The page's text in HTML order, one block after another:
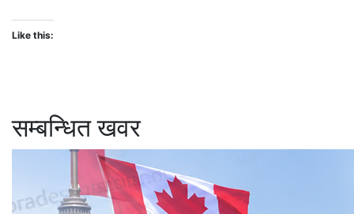
Like this:
सम्बन्धित खवर